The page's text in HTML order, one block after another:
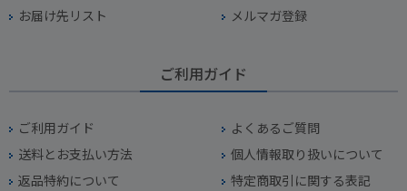
お届け先リスト
メルマガ登録
ご利用ガイド
ご利用ガイド
よくあるご質問
送料とお支払い方法
個人情報取り扱いについて
返品特約について
特定商取引に関する表記